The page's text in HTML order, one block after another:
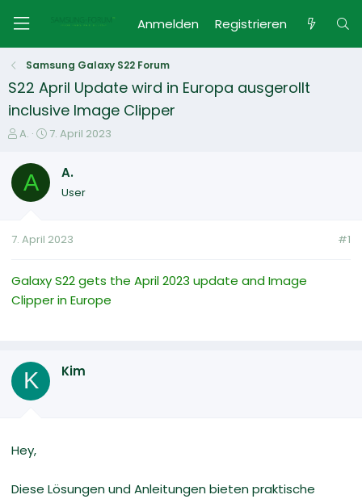
Anmelden Registrieren
Samsung Galaxy S22 Forum
S22 April Update wird in Europa ausgerollt
inclusive Image Clipper
E
s
e
e
A.
E
t
t
m
7. April 2023
A A.
User
7. April 2023 #1
Galaxy S22 gets the April 2023 update and Image
Clipper in Europe
K Kim
Hey,
Diese Lösungen und Anleitungen bieten praktische